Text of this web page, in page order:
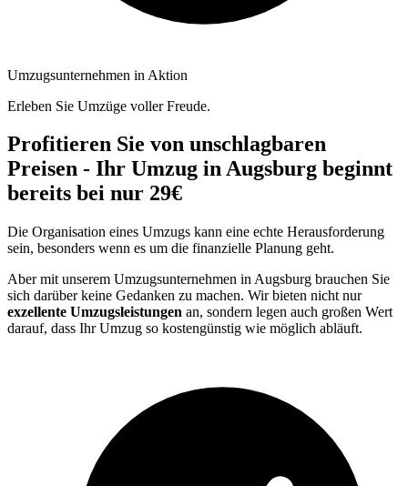
Umzugsunternehmen in Aktion
Erleben Sie Umzüge voller Freude.
Profitieren Sie von unschlagbaren
Preisen - Ihr Umzug in Augsburg beginnt
bereits bei nur 29€
Die Organisation eines Umzugs kann eine echte Herausforderung
sein, besonders wenn es um die finanzielle Planung geht.
Aber mit unserem Umzugsunternehmen in Augsburg brauchen Sie
sich darüber keine Gedanken zu machen. Wir bieten nicht nur
exzellente Umzugsleistungen an, sondern legen auch großen Wert
darauf, dass Ihr Umzug so kostengünstig wie möglich abläuft.